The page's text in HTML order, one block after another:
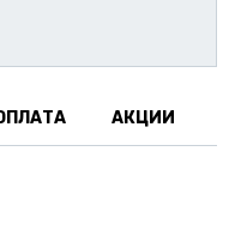
АКЦИИ